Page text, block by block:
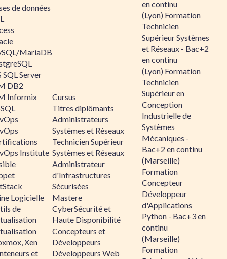
de données
MariaDB
SQL Server
DB2
Informix
Institute
Logicielle
de
Xen
et
Cursus
Titres diplômants
Administrateurs
Systèmes et Réseaux
Technicien Supérieur
Systèmes et Réseaux
Administrateur
d'Infrastructures
Sécurisées
Mastere
CyberSécurité et
Haute Disponibilité
Concepteurs et
Développeurs
Développeurs Web
en continu
(Lyon) Formation
Technicien
Supérieur Systèmes
et Réseaux - Bac+2
en continu
(Lyon) Formation
Technicien
Supérieur en
Conception
Industrielle de
Systèmes
Mécaniques -
Bac+2 en continu
(Marseille)
Formation
Concepteur
Développeur
d'Applications
Python - Bac+3 en
continu
(Marseille)
Formation